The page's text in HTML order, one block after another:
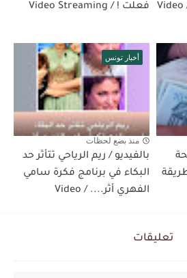
الاخوة في برميل مغلق / Video
فعلت ! / Video Streaming
2026 وطريقة
أخبار تونس
منذ بضع لحظات
بالفيديو / ريم الرياحي تتأثر حد
البكاء في برنامج فكرة سامي
الفهري أثر.... / Video
تعليقات